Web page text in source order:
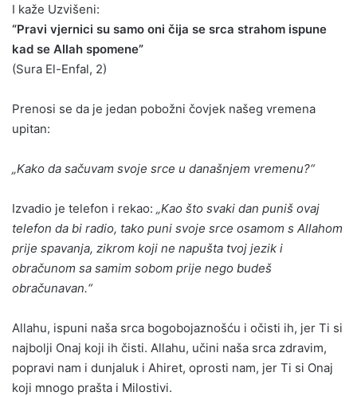
I kaže Uzvišeni:
“Pravi vjernici su samo oni čija se srca strahom ispune
kad se Allah spomene”
(Sura El-Enfal, 2)
Prenosi se da je jedan pobožni čovjek našeg vremena
upitan:
„Kako da sačuvam svoje srce u današnjem vremenu?“
Izvadio je telefon i rekao: „Kao što svaki dan puniš ovaj
telefon da bi radio, tako puni svoje srce osamom s Allahom
prije spavanja, zikrom koji ne napušta tvoj jezik i
obračunom sa samim sobom prije nego budeš
obračunavan.“
Allahu, ispuni naša srca bogobojaznošću i očisti ih, jer Ti si
najbolji Onaj koji ih čisti. Allahu, učini naša srca zdravim,
popravi nam i dunjaluk i Ahiret, oprosti nam, jer Ti si Onaj
koji mnogo prašta i Milostivi.